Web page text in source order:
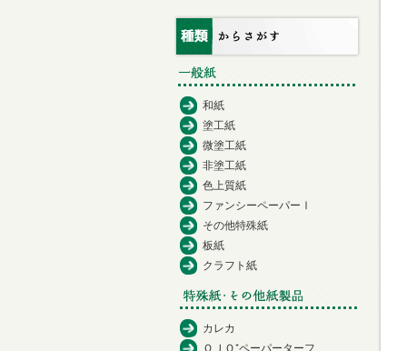
和紙
塗工紙
微塗工紙
非塗工紙
色上質紙
ファンシーペーパーⅠ
その他特殊紙
板紙
クラフト紙
カレカ
ＯＪＯ⁺ペーパーターフ